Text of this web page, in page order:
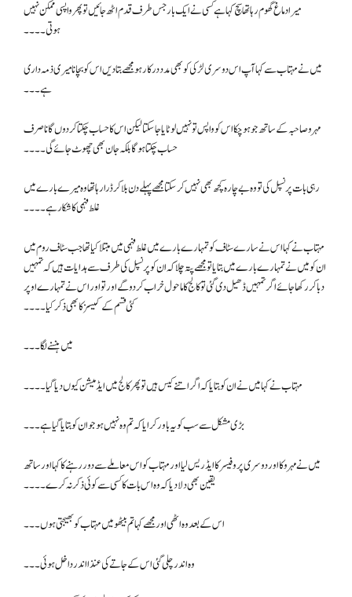
میرا دماغ گھوم رہا تھا سچ کہا ہے کسی نے ایک بار جس طرف قدم اٹھ جائیں تو پھر واپسی ممکن نہیں
ہوتی۔۔۔۔
میں نے مہتاب سے کہا آپ اس دوسری لڑکی کو بھی مدد درکار ہو مجھے بتا دیں اس کو بچانا میری ذمہ داری
ہے۔۔۔
مہرو صاحبہ کے ساتھ جو ہوچکا اس کو واپس تو نہیں لوٹایا جا سکتا لیکن اس کا حساب چکتا کر دوں گا نا صرف
حساب چکتا ہو گا بلکہ جان بھی چھوٹ جائے گی۔۔۔۔
رہی بات پرنسپل کی تو وہ بے چارہ کچھ بھی نہیں کر سکتا مجھے پہلے دن بلا کر ڈرا رہا تھا وہ میرے بارے میں
غلط فہمی کا شکار ہے۔۔۔۔
مہتاب نے کہا اس نے سارے سٹاف کو تمہارے بارے میں غلط فہمی میں مبتلا کیا تھا جب سٹاف روم میں
ان کو میں نے تمہارے بارے میں بتایا تو مجھے پتہ چلا کہ ان کو پرنسپل کی طرف سے ہدایات ہیں کہ تمہیں
دبا کر رکھا جائے اگر تمہیں ڈھیل دی گئی تو کالج کا ماحول خراب کر دو گے اور تو اور اس نے تمہارے اوپر
کئی قسم کے کیسز کا بھی ذکر کیا۔۔۔۔
میں ہنسنے لگا۔۔۔
مہتاب نے کہا میں نے ان کو بتایا کہ اگر اتنے کیس ہیں تو پھر کالج میں ایڈمیشن کیوں دیا گیا۔۔۔۔
بڑی مشکل سے سب کو یہ باور کرایا کہ تم وہ نہیں ہو جو ان کو بتایا گیا ہے۔۔۔
میں نے مہرو کا اور دوسری پروفیسر کا ایڈریس لیا اور مہتاب کو اس معاملے سے دور رہنے کا کہا اور ساتھ
یقین بھی دلا دیا کہ وہ اس بات کا کسی سے کوئی ذکر نہ کرے۔۔۔۔
اس کے بعد وہ اٹھی اور مجھے کہا تم بیٹھو میں مہتاب کو بھیجتی ہوں۔۔۔
وہ اندر چلی گئی اس کے جاتے کی عنذا اندر داخل ہوئی ۔۔۔